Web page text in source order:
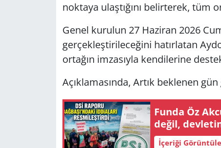
noktaya ulaştığını belirterek, tüm
Genel kurulun 27 Haziran 2026
gerçekleştirileceğini hatırlatan
ortağın imzasıyla kendilerine
Açıklamasında, Artık beklenen
Funda Öz
değil,
İçeriği Görüntüle